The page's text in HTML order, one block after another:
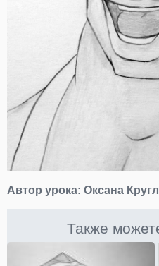
Автор урока: Оксана
Также